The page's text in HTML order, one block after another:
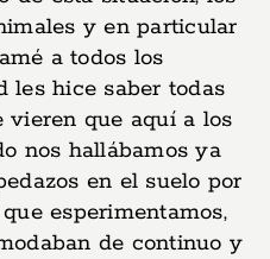
y en particular
a todos los
les hice saber todas
vieren que aquí a los
nos hallábamos ya
en el suelo por
esperimentamos,
de continuo y